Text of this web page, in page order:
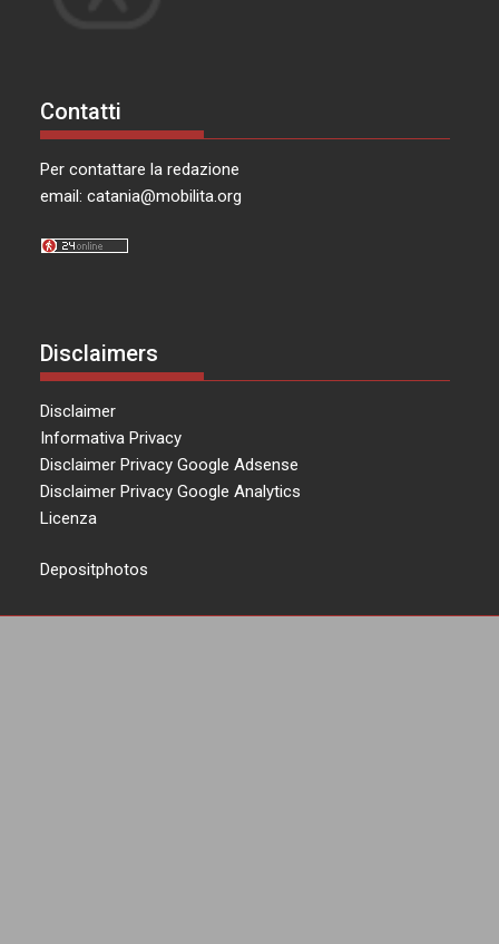
Contatti
Per contattare la redazione
email:catania@mobilita.org
Disclaimers
Disclaimer
Informativa Privacy
Disclaimer Privacy Google Adsense
Disclaimer Privacy Google Analytics
Licenza
Depositphotos